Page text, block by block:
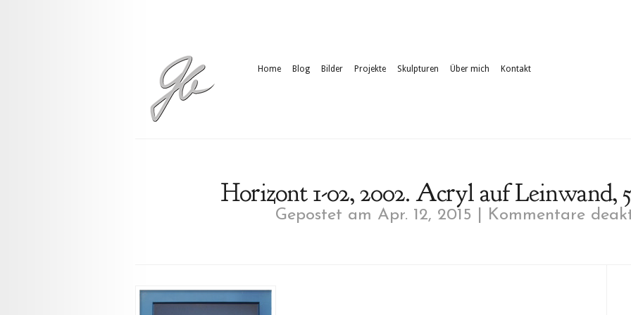
Home Blog Bilder Projekte Skulpturen Über mich Kontakt
Horizont 1-02, 2002. Acryl auf Leinwand,
Gepostet am Apr. 12, 2015 | Kommentare